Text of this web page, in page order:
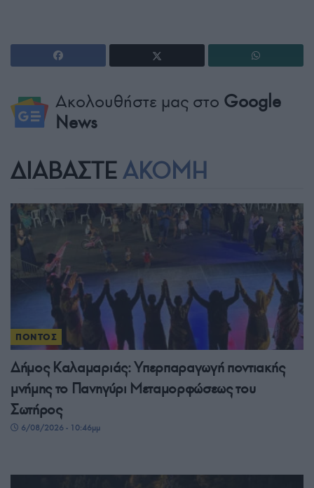
Ακολουθήστε μας στο Google
News
ΔΙΑΒΑΣΤΕ ΑΚΟΜΗ
ΠΟΝΤΟΣ
Δήμος Καλαμαριάς: Υπερπαραγωγή ποντιακής
μνήμης το Πανηγύρι Μεταμορφώσεως του
Σωτήρος
6/08/2026 - 10:46μμ